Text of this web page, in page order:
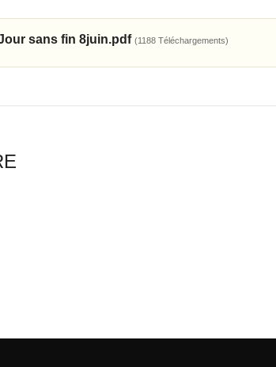
sans fin 8juin.pdf(1188 Téléchargements)